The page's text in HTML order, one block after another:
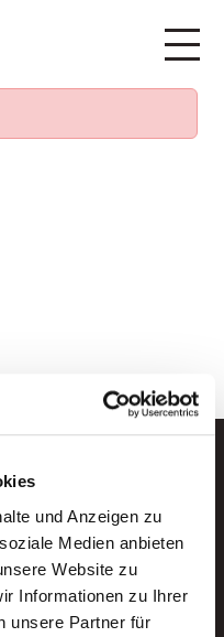
und Anzeigen zu
Medien anbieten
Website zu
Informationen zu Ihrer
unsere Partner für
E-Mail.
von AWO